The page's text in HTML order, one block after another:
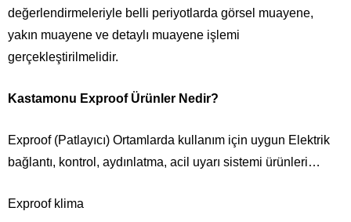
değerlendirmeleriyle belli periyotlarda görsel muayene,
yakın muayene ve detaylı muayene işlemi
gerçekleştirilmelidir.
Kastamonu Exproof Ürünler Nedir?
Exproof (Patlayıcı) Ortamlarda kullanım için uygun Elektrik
bağlantı, kontrol, aydınlatma, acil uyarı sistemi ürünleri…
Exproof klima